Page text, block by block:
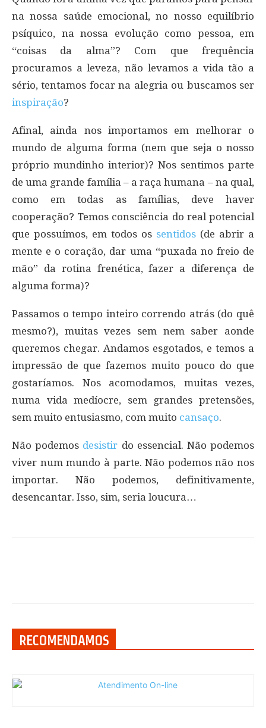
na nossa saúde emocional, no nosso equilíbrio
psíquico, na nossa evolução como pessoa, em
“coisas da alma”? Com que frequência
procuramos a leveza, não levamos a vida tão a
sério, tentamos focar na alegria ou buscamos ser
inspiração?
Afinal, ainda nos importamos em melhorar o
mundo de alguma forma (nem que seja o nosso
próprio mundinho interior)? Nos sentimos parte
de uma grande família – a raça humana – na qual,
como em todas as famílias, deve haver
cooperação? Temos consciência do real potencial
que possuímos, em todos os sentidos (de abrir a
mente e o coração, dar uma “puxada no freio de
mão” da rotina frenética, fazer a diferença de
alguma forma)?
Passamos o tempo inteiro correndo atrás (do quê
mesmo?), muitas vezes sem nem saber aonde
queremos chegar. Andamos esgotados, e temos a
impressão de que fazemos muito pouco do que
gostaríamos. Nos acomodamos, muitas vezes,
numa vida medíocre, sem grandes pretensões,
sem muito entusiasmo, com muito cansaço.
Não podemos desistir do essencial. Não podemos
viver num mundo à parte. Não podemos não nos
importar. Não podemos, definitivamente,
desencantar. Isso, sim, seria loucura…
RECOMENDAMOS